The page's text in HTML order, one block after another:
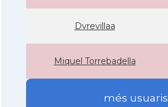
Dvrevillaa
Miquel Torrebadella
més usuaris